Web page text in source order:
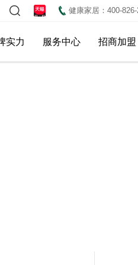
健康家居：400-
实力 服务中心 招商加盟